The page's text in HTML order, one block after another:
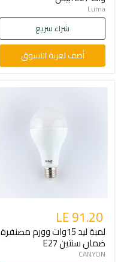
Luma
شراء سريع
أضف لعربة التسوق
LE 91.20
لمبة ليد 15وات وورم مصنفرة
ضمان سنتين E27
CANYON